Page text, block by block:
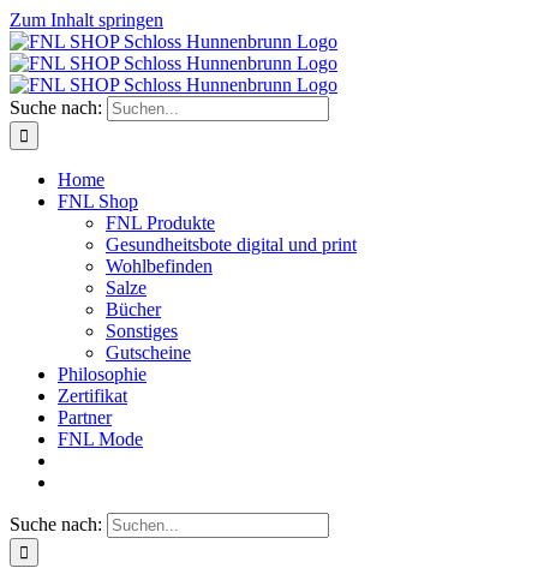
Zum Inhalt springen
Suche nach:
Home
FNL Shop
FNL Produkte
Gesundheitsbote digital und print
Wohlbefinden
Salze
Bücher
Sonstiges
Gutscheine
Philosophie
Zertifikat
Partner
FNL Mode
Suche nach: